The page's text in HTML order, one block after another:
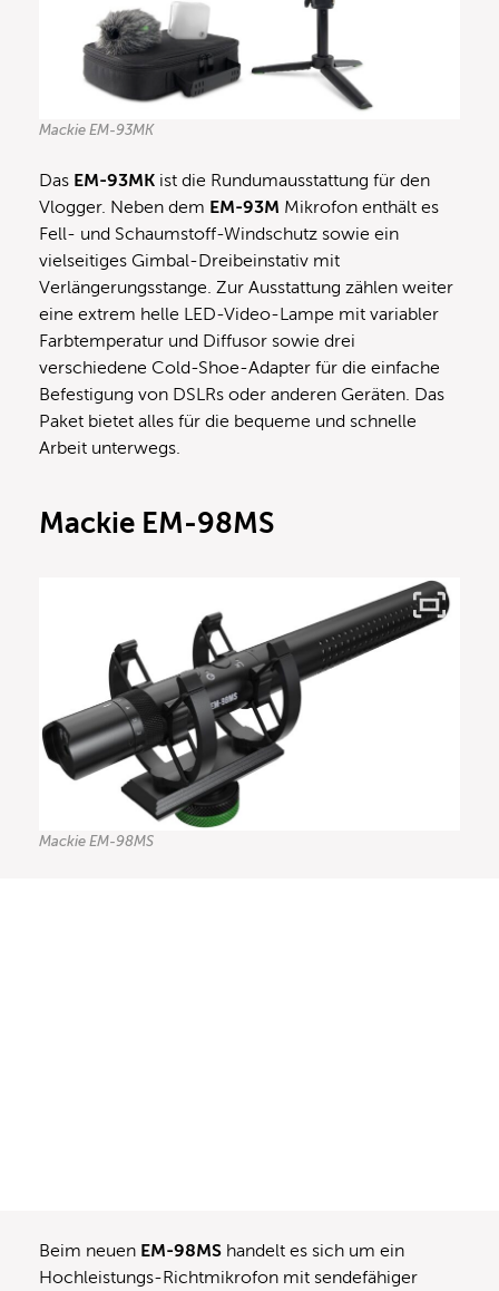
Mackie EM-93MK
Das EM-93MK ist die Rundumausstattung für den
Vlogger. Neben dem EM-93M Mikrofon enthält es
Fell- und Schaumstoff-Windschutz sowie ein
vielseitiges Gimbal-Dreibeinstativ mit
Verlängerungsstange. Zur Ausstattung zählen weiter
eine extrem helle LED-Video-Lampe mit variabler
Farbtemperatur und Diffusor sowie drei
verschiedene Cold-Shoe-Adapter für die einfache
Befestigung von DSLRs oder anderen Geräten. Das
Paket bietet alles für die bequeme und schnelle
Arbeit unterwegs.
Mackie EM-98MS
Mackie EM-98MS
Beim neuen EM-98MS handelt es sich um ein
Hochleistungs-Richtmikrofon mit sendefähiger